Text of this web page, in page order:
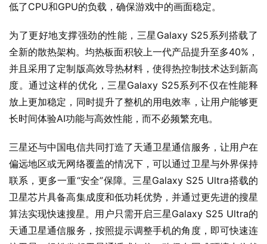
低了CPU和GPU的负载，确保游戏中的画面稳定。
为了更好地支撑强劲的性能，三星Galaxy S25系列搭载了
全新的散热架构。均热板面积较上一代产品提升至多40%，
并且采用了定制版高效导热材料，使得热控制技术达到新高
度。通过这样的优化，三星Galaxy S25系列不仅在性能释
放上更加稳定，同时提升了整机的用电效率，让用户能够更
长时间体验AI功能与高效性能，而不必频繁充电。
三星还与中国电信共同打造了天通卫星通信服务，让用户在
偏远地区或无网络覆盖的情况下，可以通过卫星与外界保持
联系，更多一重“安全”保障。三星Galaxy S25 Ultra搭载的
卫星芯片具备高集成度和低功耗优势，并通过更先进的搜星
算法实现快速搜星。用户只需开启三星Galaxy S25 Ultra的
天通卫星通信服务，按照提示调整手机的角度，即可快速连